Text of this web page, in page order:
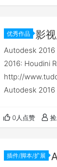
包。 NukeX高
优秀作品
Autodesk 2016
2016: Houdini
http://
Autodesk 2016
0人点赞
插件/脚本/扩展